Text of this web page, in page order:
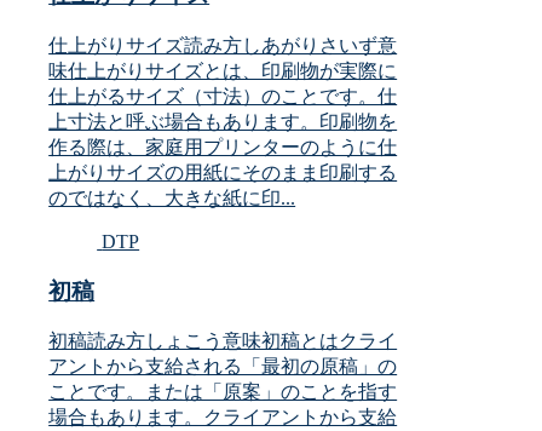
仕上がりサイズ読み方しあがりさいず意
味仕上がりサイズとは、印刷物が実際に
仕上がるサイズ（寸法）のことです。仕
上寸法と呼ぶ場合もあります。印刷物を
作る際は、家庭用プリンターのように仕
上がりサイズの用紙にそのまま印刷する
のではなく、大きな紙に印...
DTP
初稿
初稿読み方しょこう意味初稿とはクライ
アントから支給される「最初の原稿」の
ことです。または「原案」のことを指す
場合もあります。クライアントから支給